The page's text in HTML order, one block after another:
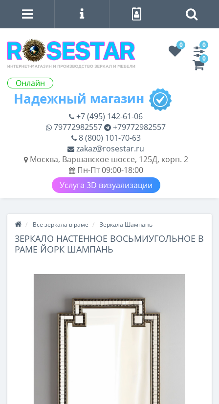
Онлайн
0
0
0
+7 (495) 142-61-06
79772982557
+79772982557
8 (800) 101-70-63
zakaz@rosestar.ru
Москва, Варшавское шоссе, 125Д, корп. 2
Пн-Пт 09:00-18:00
Услуга 3D визуализации
Все зеркала в раме Зеркала Шампань
ЗЕРКАЛО НАСТЕННОЕ ВОСЬМИУГОЛЬНОЕ В
РАМЕ ЙОРК ШАМПАНЬ